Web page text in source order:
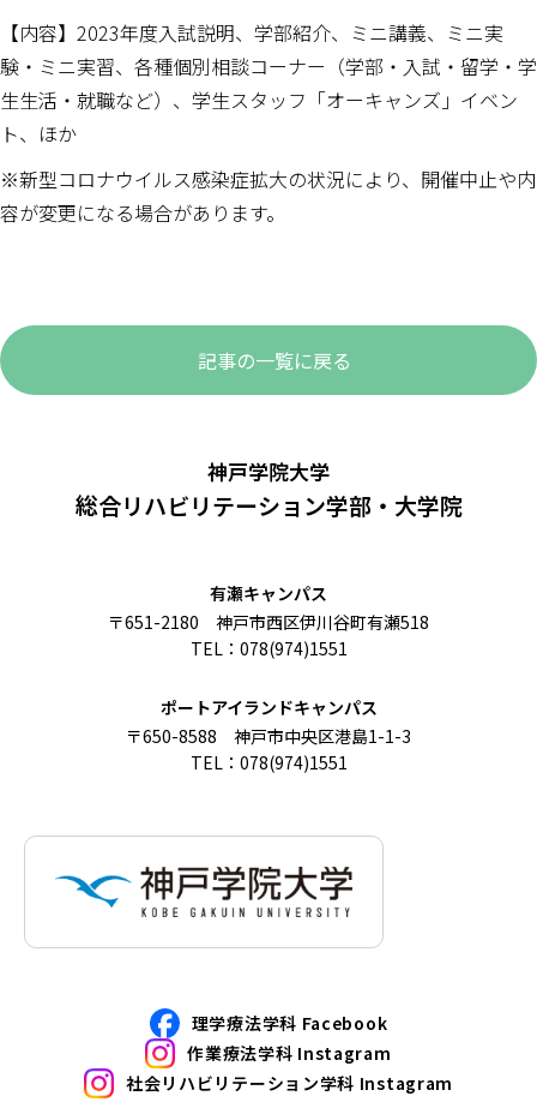
【内容】2023年度入試説明、学部紹介、ミニ講義、ミニ実
験・ミニ実習、各種個別相談コーナー（学部・入試・留学・学
生生活・就職など）、学生スタッフ「オーキャンズ」イベン
ト、ほか
※新型コロナウイルス感染症拡大の状況により、開催中止や内
容が変更になる場合があります。
記事の一覧に戻る
神戸学院大学
総合リハビリテーション学部・大学院
有瀬キャンパス
〒651-2180 神戸市西区伊川谷町有瀬518
TEL：078(974)1551
ポートアイランドキャンパス
〒650-8588 神戸市中央区港島1-1-3
TEL：078(974)1551
理学療法学科 Facebook
作業療法学科 Instagram
社会リハビリテーション学科 Instagram